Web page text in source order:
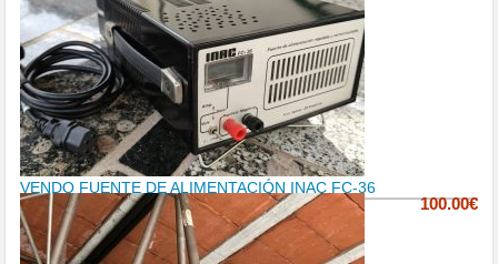
VENDO FUENTE DE ALIMENTACIÓN INAC FC-36
100.00€